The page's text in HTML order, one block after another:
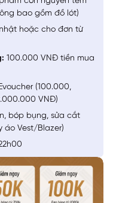
bao gồm đồ lót)
nhật hoặc cho đơn từ
100.000 VNĐ tiền mua
(100.000,
VNĐ)
bóp bụng, sửa cắt
áo Vest/Blazer)